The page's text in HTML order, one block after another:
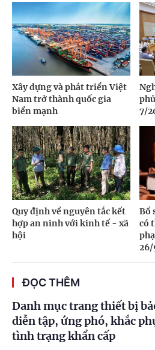
Xây dựng và phát triển Việt
Nam trở thành quốc gia
biển mạnh
7/
Quy định về nguyên tắc kết
hợp an ninh với kinh tế - xã
hội
Bổ
có
26/
ĐỌC THÊM
Danh mục trang thiết bị
diễn tập, ứng phó, khắc
tình trạng khẩn cấp